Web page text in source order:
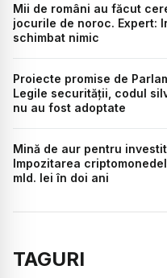
Mii de români au făcut
jocurile de noroc. Expert:
schimbat nimic
Proiecte promise de
Legile securității, codul
nu au fost adoptate
Mină de aur pentru
Impozitarea
mld. lei în doi ani
TAGURI